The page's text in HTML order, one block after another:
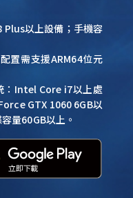
以上設備；手機容
置需支援ARM64位元
Intel Core i7以上處
GTX 1060 6GB以
量60GB以上。